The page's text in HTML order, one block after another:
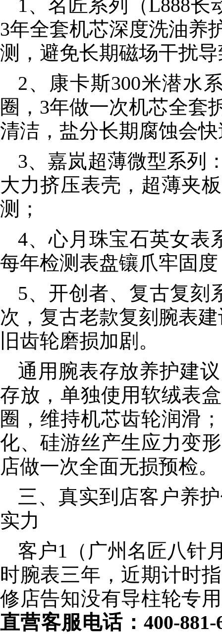
1、名匠系列（L888长
3年全套机芯深度洗油养
测，避免长期磁场干扰
2、康卡斯300米潜水
圈，3年做一次机芯全套
清洁，盐分长期腐蚀会
3、嘉岚超薄微型系列
大力挤压表壳，超薄夹
测；
4、心月珠宝石英女表
每年检测表盘镶爪牢固
5、开创者、复古复刻
次，复古老款复刻腕表
旧齿轮磨损加剧。
通用腕表存放养护建
存放，单独使用软绒表
圈，维持机芯齿轮润滑
化、硅游丝产生应力变
店做一次全面无损预检。
三、真实到店客户养
实力
客户1（广州名匠八针
时腕表三年，近期计时
修店告知没有导柱轮专
直营客服电话：400-881-